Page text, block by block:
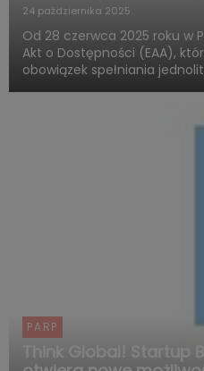
24 października 2025
Od 28 czerwca 2025 roku w
Akt o Dostępności (EAA),
obowiązek spełniania
PARP
Think Global! Startup